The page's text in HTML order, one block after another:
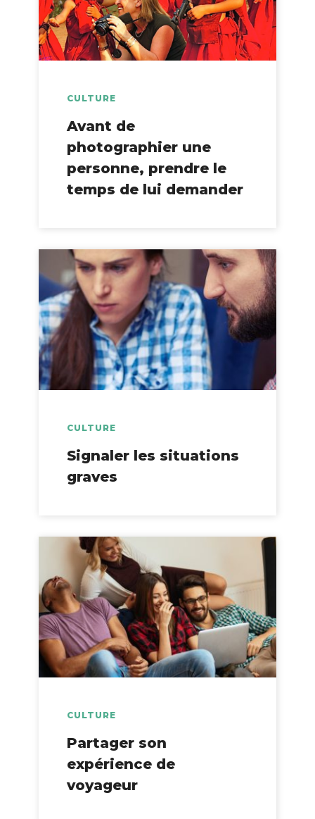
CULTURE
Avant de
photographier une
personne, prendre le
temps de lui demander
CULTURE
Signaler les situations
graves
CULTURE
Partager son
expérience de
voyageur